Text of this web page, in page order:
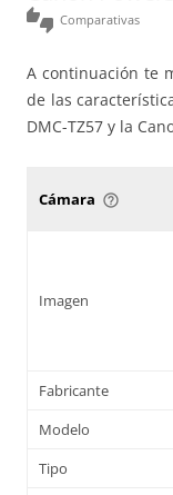
thumbs_up_down Comparativas
A continuación te
de las
DMC-TZ57 y la
Cámara help_outline
Imagen
Fabricante
Modelo
Tipo